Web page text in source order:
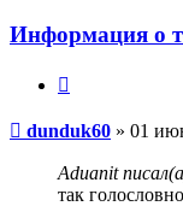
Информация о
Непрочитанное
dunduk60 » 01
Aduanit
так